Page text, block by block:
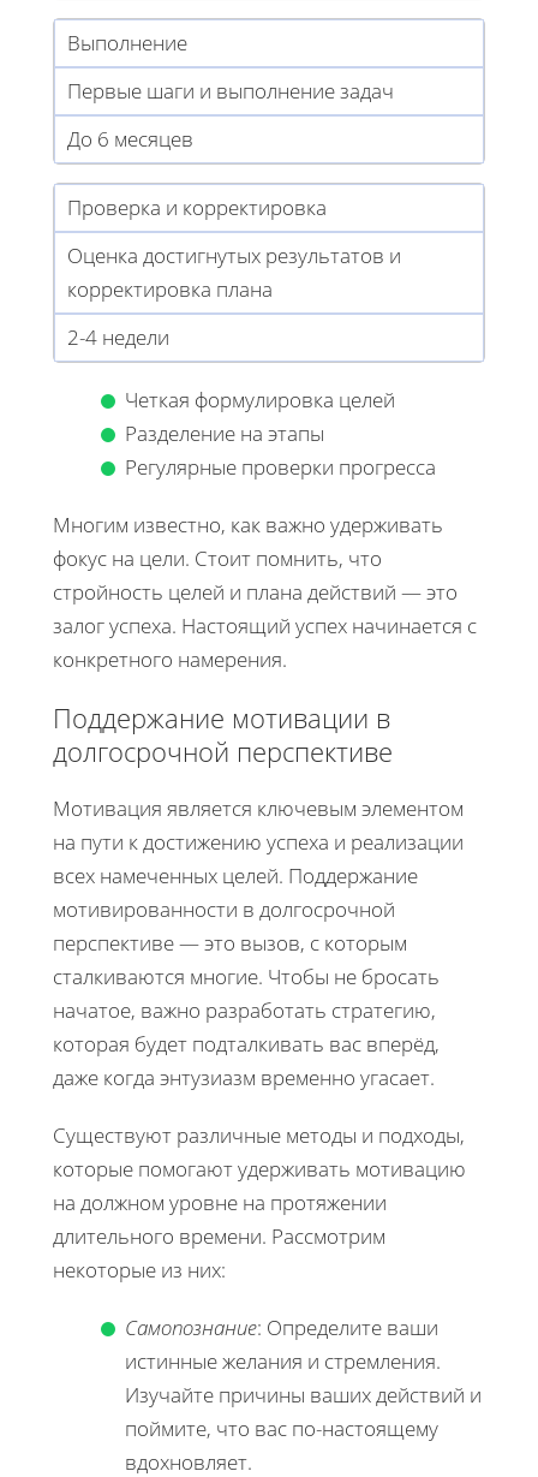
Выполнение
Первые шаги и выполнение задач
До 6 месяцев
Проверка и корректировка
Оценка достигнутых результатов и
корректировка плана
2-4 недели
Четкая формулировка целей
Разделение на этапы
Регулярные проверки прогресса
Многим известно, как важно удерживать
фокус на цели. Стоит помнить, что
стройность целей и плана действий — это
залог успеха. Настоящий успех начинается с
конкретного намерения.
Поддержание мотивации в
долгосрочной перспективе
Мотивация является ключевым элементом
на пути к достижению успеха и реализации
всех намеченных целей. Поддержание
мотивированности в долгосрочной
перспективе — это вызов, с которым
сталкиваются многие. Чтобы не бросать
начатое, важно разработать стратегию,
которая будет подталкивать вас вперёд,
даже когда энтузиазм временно угасает.
Существуют различные методы и подходы,
которые помогают удерживать мотивацию
на должном уровне на протяжении
длительного времени. Рассмотрим
некоторые из них:
Самопознание: Определите ваши
истинные желания и стремления.
Изучайте причины ваших действий и
поймите, что вас по-настоящему
вдохновляет.